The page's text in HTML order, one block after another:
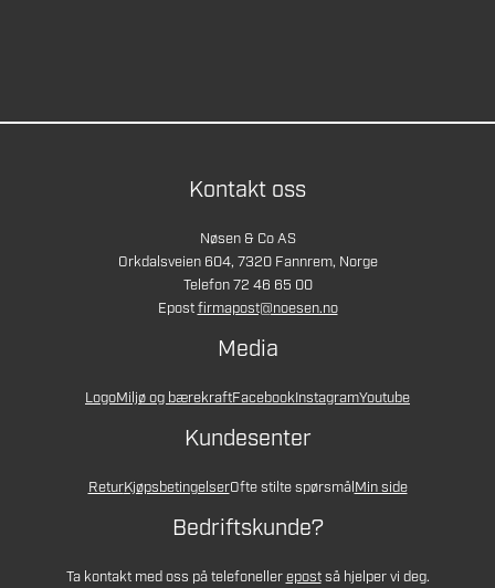
Kontakt oss
Nøsen & Co AS
Orkdalsveien 604, 7320 Fannrem, Norge
Telefon 72 46 65 00
Epostfirmapost@noesen.no
Media
LogoMiljø og bærekraftFacebookInstagramYoutube
Kundesenter
ReturKjøpsbetingelserOfte stilte spørsmålMin side
Bedriftskunde?
Ta kontakt med oss på telefonellerepostså hjelper vi deg.